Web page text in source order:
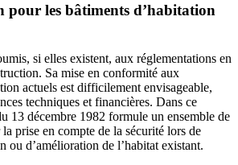
pour les bâtiments d’habitation
si elles existent, aux réglementations en
Sa mise en conformité aux
actuels est difficilement envisageable,
techniques et financières. Dans ce
13 décembre 1982 formule un ensemble de
prise en compte de la sécurité lors de
ou d’amélioration de l’habitat existant.